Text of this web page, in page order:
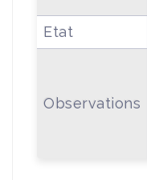
Etat
Observations